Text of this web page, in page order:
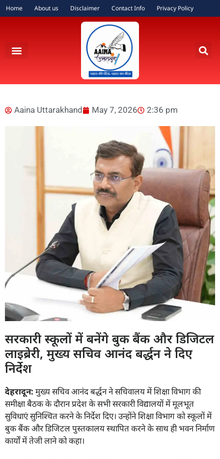
Home About us Disclaimer Contact Info Privacy Policy
Aaina Uttarakhand May 7, 2026 2:36 pm
सरकारी स्कूलों में बनेंगे बुक बैंक और डिजिटल
लाइब्रेरी, मुख्य सचिव आनंद बर्द्धन ने दिए
निर्देश
देहरादून: मुख्य सचिव आनंद बर्द्धन ने सचिवालय में शिक्षा विभाग की
समीक्षा बैठक के दौरान प्रदेश के सभी सरकारी विद्यालयों में मूलभूत
सुविधाएं सुनिश्चित करने के निर्देश दिए। उन्होंने शिक्षा विभाग को स्कूलों में
बुक बैंक और डिजिटल पुस्तकालय स्थापित करने के साथ ही भवन निर्माण
कार्यों में तेजी लाने को कहा।